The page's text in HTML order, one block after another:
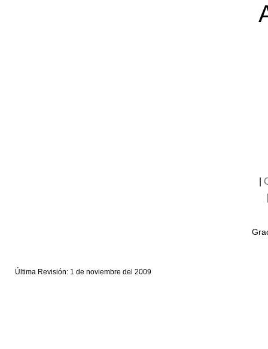
Última Revisión: 1 de noviembre del 2009